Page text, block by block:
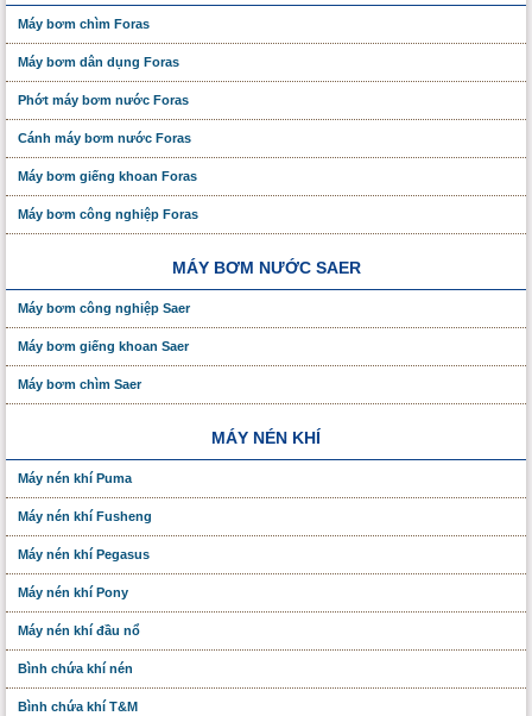
Máy bơm chìm Foras
Máy bơm dân dụng Foras
Phớt máy bơm nước Foras
Cánh máy bơm nước Foras
Máy bơm giếng khoan Foras
Máy bơm công nghiệp Foras
MÁY BƠM NƯỚC SAER
Máy bơm công nghiệp Saer
Máy bơm giếng khoan Saer
Máy bơm chìm Saer
MÁY NÉN KHÍ
Máy nén khí Puma
Máy nén khí Fusheng
Máy nén khí Pegasus
Máy nén khí Pony
Máy nén khí đầu nổ
Bình chứa khí nén
Bình chứa khí T&M